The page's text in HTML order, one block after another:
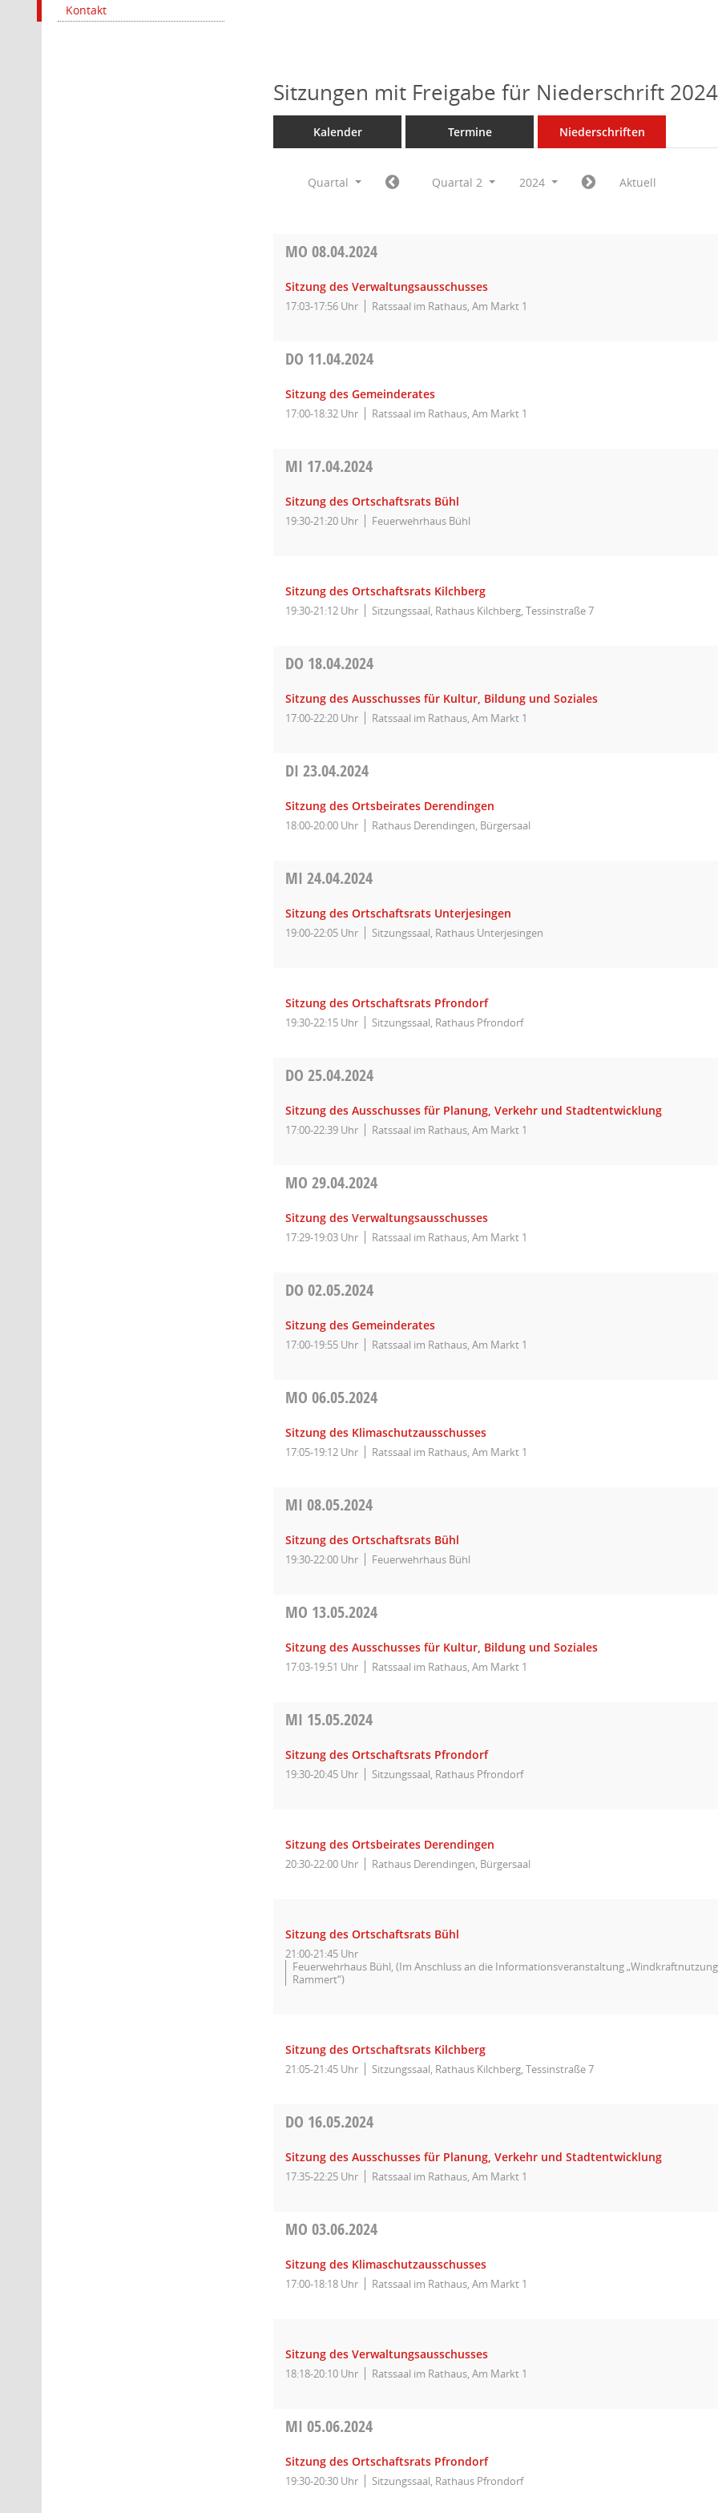
Kontakt
Sitzungen mit Freigabe für Niederschrift 2024
Kalender Termine Niederschriften
Quartal Quartal 2 2024 Aktuell
MO08.04.2024
Sitzung des Verwaltungsausschusses
17:03-17:56 Uhr Ratssaal im Rathaus, Am Markt 1
DO 11.04.2024
Sitzung des Gemeinderates
17:00-18:32 Uhr Ratssaal im Rathaus, Am Markt 1
MI 17.04.2024
Sitzung des Ortschaftsrats Bühl
19:30-21:20 Uhr Feuerwehrhaus Bühl
Sitzung des Ortschaftsrats Kilchberg
19:30-21:12 Uhr Sitzungssaal, Rathaus Kilchberg, Tessinstraße 7
DO 18.04.2024
Sitzung des Ausschusses für Kultur, Bildung und Soziales
17:00-22:20 Uhr Ratssaal im Rathaus, Am Markt 1
DI23.04.2024
Sitzung des Ortsbeirates Derendingen
18:00-20:00 Uhr Rathaus Derendingen, Bürgersaal
MI24.04.2024
Sitzung des Ortschaftsrats Unterjesingen
19:00-22:05 Uhr Sitzungssaal, Rathaus Unterjesingen
Sitzung des Ortschaftsrats Pfrondorf
19:30-22:15 Uhr Sitzungssaal, Rathaus Pfrondorf
DO25.04.2024
Sitzung des Ausschusses für Planung, Verkehr und Stadtentwicklung
17:00-22:39 Uhr Ratssaal im Rathaus, Am Markt 1
MO29.04.2024
Sitzung des Verwaltungsausschusses
17:29-19:03 Uhr Ratssaal im Rathaus, Am Markt 1
DO02.05.2024
Sitzung des Gemeinderates
17:00-19:55 Uhr Ratssaal im Rathaus, Am Markt 1
MO06.05.2024
Sitzung des Klimaschutzausschusses
17:05-19:12 Uhr Ratssaal im Rathaus, Am Markt 1
MI08.05.2024
Sitzung des Ortschaftsrats Bühl
19:30-22:00 Uhr Feuerwehrhaus Bühl
MO 13.05.2024
Sitzung des Ausschusses für Kultur, Bildung und Soziales
17:03-19:51 Uhr Ratssaal im Rathaus, Am Markt 1
MI 15.05.2024
Sitzung des Ortschaftsrats Pfrondorf
19:30-20:45 Uhr Sitzungssaal, Rathaus Pfrondorf
Sitzung des Ortsbeirates Derendingen
20:30-22:00 Uhr Rathaus Derendingen, Bürgersaal
Sitzung des Ortschaftsrats Bühl
21:00-21:45 Uhr
Feuerwehrhaus Bühl, (Im Anschluss an die Informationsveranstaltung
Rammert“)
Sitzung des Ortschaftsrats Kilchberg
21:05-21:45 Uhr Sitzungssaal, Rathaus Kilchberg, Tessinstraße 7
DO 16.05.2024
Sitzung des Ausschusses für Planung, Verkehr und Stadtentwicklung
17:35-22:25 Uhr Ratssaal im Rathaus, Am Markt 1
MO03.06.2024
Sitzung des Klimaschutzausschusses
17:00-18:18 Uhr Ratssaal im Rathaus, Am Markt 1
Sitzung des Verwaltungsausschusses
18:18-20:10 Uhr Ratssaal im Rathaus, Am Markt 1
MI05.06.2024
Sitzung des Ortschaftsrats Pfrondorf
19:30-20:30 Uhr Sitzungssaal, Rathaus Pfrondorf